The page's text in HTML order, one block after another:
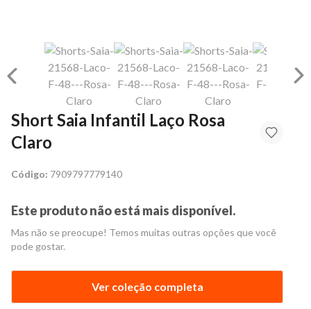
Short Saia Infantil Laço Rosa
Claro
Código: 7909797779140
Este produto não está mais disponível.
Mas não se preocupe! Temos muitas outras opções que você
pode gostar.
Ver coleção completa